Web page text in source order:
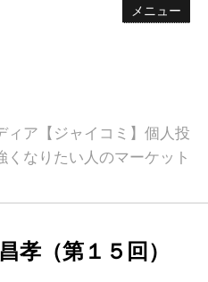
メニュー
ィア【ジャイコミ】個人投
なりたい人のマーケット
孝（第１５回）